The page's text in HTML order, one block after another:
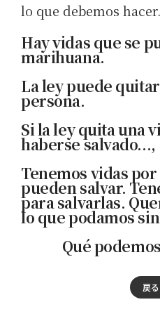
lo que debemos hacer.
Hay vidas que se
marihuana.
La ley puede
persona.
Si la ley quita una
haberse salvado...,
Tenemos vidas
pueden salvar.
para salvarlas.
lo que podamos
Qué
戻る